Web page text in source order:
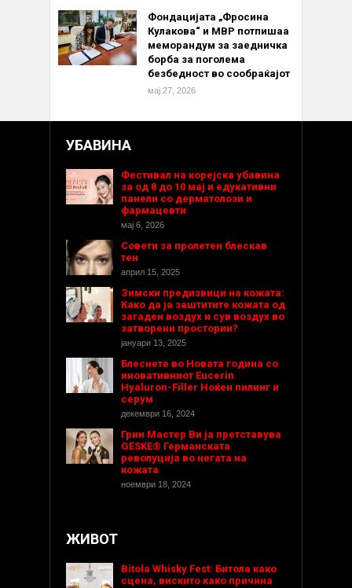
Фондацијата „Фросина
Кулакова“ и МВР потпишаа
меморандум за заедничка
борба за поголема
безбедност во сообраќајот
мај 27, 2026
УБАВИНА
Фестивал на корејска убавина
за од 8 до 10 мај и едукативни
панели со дерматолози и
фармацевти
мај 6, 2026
Совети за пролетен блескав
тен
април 15, 2025
Зимски предизвици на кожата:
Како да ја заштитите кожата од
загаден воздух и сув воздух во
затворени простории?
јануари 13, 2025
Блеснете во Новата година со
иновативниот Eucerin
Hyaluron-Filler Ноќен пилинг и
серум
декември 16, 2024
Грин Мастер Ви ја претставува
GESKE® Германската
револуција во негата на
кожата
ноември 18, 2024
ЖИВОТ
Bitola Whisky Fest: Битола како
сцена, вискито како причина